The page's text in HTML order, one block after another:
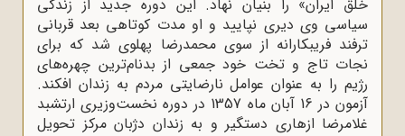
خلق ایران» را بنیان نهاد. این دوره جدید از زندگى
سیاسى وى دیرى نپایید و او مدت کوتاهى بعد قربانى
ترفند فریبکارانه از سوى محمدرضا پهلوى شد که براى
نجات تاج و تخت خود جمعى از بدنام‌ترین چهره‌هاى
رژیم را به عنوان عوامل نارضایتى مردم به زندان افکند.
آزمون در 16 آبان ماه 1357 در دوره نخست‌وزیرى ارتشبد
غلامرضا ازهارى دستگیر و به زندان دژبان مرکز تحویل